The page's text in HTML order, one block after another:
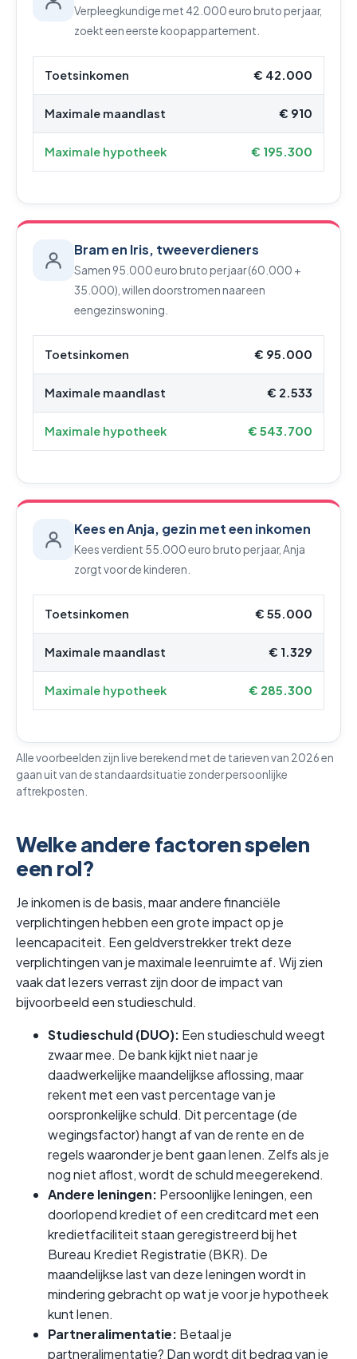
Verpleegkundige met 42.000 euro bruto per jaar,
zoekt een eerste koopappartement.
Toetsinkomen € 42.000
Maximale maandlast € 910
Maximale hypotheek € 195.300
Bram en Iris, tweeverdieners
Samen 95.000 euro bruto per jaar (60.000 +
35.000), willen doorstromen naar een
eengezinswoning.
Toetsinkomen € 95.000
Maximale maandlast € 2.533
Maximale hypotheek € 543.700
Kees en Anja, gezin met een inkomen
Kees verdient 55.000 euro bruto per jaar, Anja
zorgt voor de kinderen.
Toetsinkomen € 55.000
Maximale maandlast € 1.329
Maximale hypotheek € 285.300
Alle voorbeelden zijn live berekend met de tarieven van 2026 en
gaan uit van de standaardsituatie zonder persoonlijke
aftrekposten.
Welke andere factoren spelen
een rol?
Je inkomen is de basis, maar andere financiële
verplichtingen hebben een grote impact op je
leencapaciteit. Een geldverstrekker trekt deze
verplichtingen van je maximale leenruimte af. Wij zien
vaak dat lezers verrast zijn door de impact van
bijvoorbeeld een studieschuld.
Studieschuld (DUO): Een studieschuld weegt
zwaar mee. De bank kijkt niet naar je
daadwerkelijke maandelijkse aflossing, maar
rekent met een vast percentage van je
oorspronkelijke schuld. Dit percentage (de
wegingsfactor) hangt af van de rente en de
regels waaronder je bent gaan lenen. Zelfs als je
nog niet aflost, wordt de schuld meegerekend.
Andere leningen: Persoonlijke leningen, een
doorlopend krediet of een creditcard met een
kredietfaciliteit staan geregistreerd bij het
Bureau Krediet Registratie (BKR). De
maandelijkse last van deze leningen wordt in
mindering gebracht op wat je voor je hypotheek
kunt lenen.
Partneralimentatie: Betaal je
partneralimentatie? Dan wordt dit bedrag van je